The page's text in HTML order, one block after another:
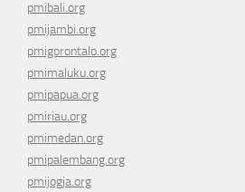
pmibali.org
pmijambi.org
pmigorontalo.org
pmimaluku.org
pmipapua.org
pmiriau.org
pmimedan.org
pmipalembang.org
pmijogja.org